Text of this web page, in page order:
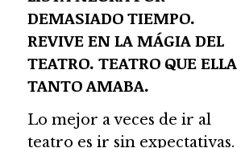
DEMASIADO TIEMPO.
REVIVE EN LA MÁGIA DEL
TEATRO. TEATRO QUE ELLA
TANTO AMABA.
Lo mejor a veces de ir al
teatro es ir sin expectativas.